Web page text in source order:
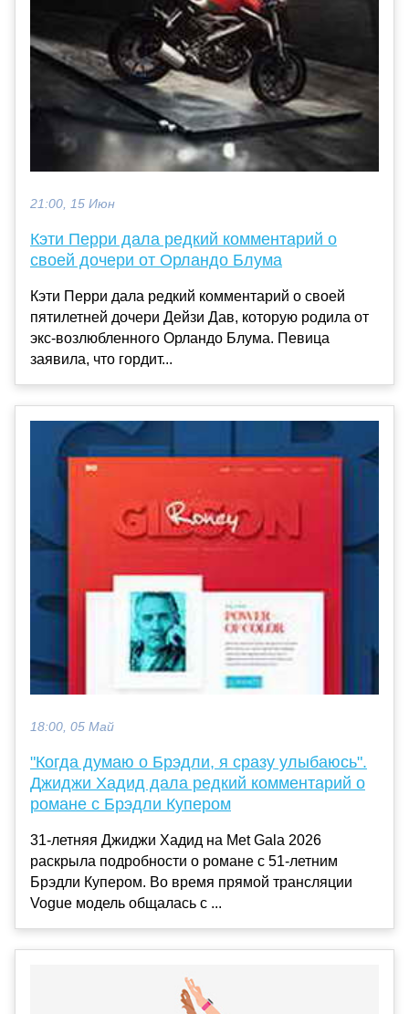
21:00, 15 Июн
Кэти Перри дала редкий комментарий о
своей дочери от Орландо Блума
Кэти Перри дала редкий комментарий о своей
пятилетней дочери Дейзи Дав, которую родила от
экс-возлюбленного Орландо Блума. Певица
заявила, что гордит...
18:00, 05 Май
"Когда думаю о Брэдли, я сразу улыбаюсь".
Джиджи Хадид дала редкий комментарий о
романе с Брэдли Купером
31-летняя Джиджи Хадид на Met Gala 2026
раскрыла подробности о романе с 51-летним
Брэдли Купером. Во время прямой трансляции
Vogue модель общалась с ...